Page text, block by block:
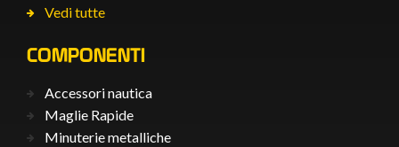
Vedi tutte
COMPONENTI
Accessori nautica
Maglie Rapide
Minuterie metalliche